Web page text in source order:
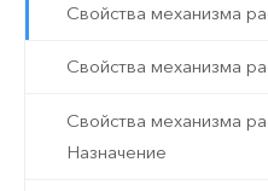
Свойства механизма
Свойства механизма
Свойства механизма
Назначение